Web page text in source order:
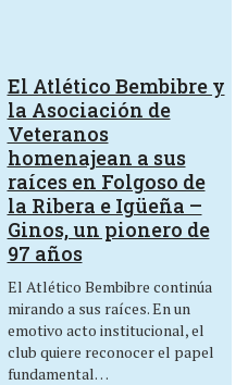
El Atlético Bembibre y
la Asociación de
Veteranos
homenajean a sus
raíces en Folgoso de
la Ribera e Igüeña –
Ginos, un pionero de
97 años
El Atlético Bembibre continúa
mirando a sus raíces. En un
emotivo acto institucional, el
club quiere reconocer el papel
fundamental…